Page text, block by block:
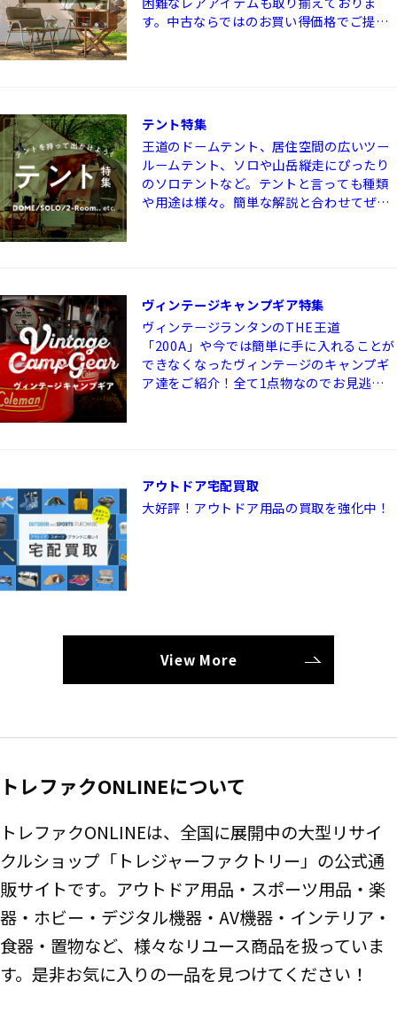
す。中古ならではのお買い得価格でご提供
テント特集
王道のドームテント、居住空間の広いツー
ルームテント、ソロや山岳縦走にぴったり
のソロテントなど。テントと言っても種類
や用途は様々。簡単な解説と合わせてぜひ
ヴィンテージキャンプギア特集
ヴィンテージランタンのTHE王道
「200A」や今では簡単に手に入れることが
できなくなったヴィンテージのキャンプギ
ア達をご紹介！全て1点物なのでお見逃し
アウトドア宅配買取
大好評！アウトドア用品の買取を強化中！
View More
トレファクONLINEについて
トレファクONLINEは、全国に展開中の大型リサイ
クルショップ「トレジャーファクトリー」の公式通
販サイトです。アウトドア用品・スポーツ用品・楽
器・ホビー・デジタル機器・AV機器・インテリア・
食器・置物など、様々なリユース商品を扱っていま
す。是非お気に入りの一品を見つけてください！